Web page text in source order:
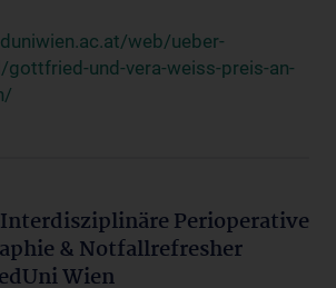
web/ueber-
und-vera-weiss-preis-an-
Perioperative
& Notfallrefresher
Wien